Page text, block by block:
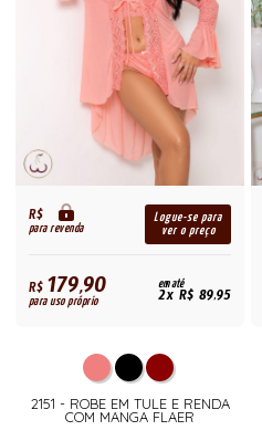
R$
para revenda
Logue-se para
ver o preço
R$179,90
para uso próprio
em até
2x R$ 89,95
2151 - ROBE EM TULE E RENDA
COM MANGA FLAER